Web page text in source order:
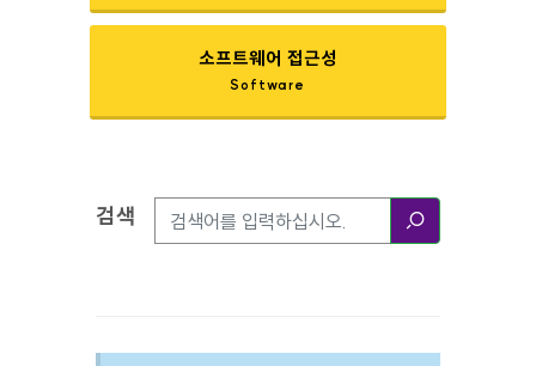
소프트웨어 접근성
Software
검색옵션
검색